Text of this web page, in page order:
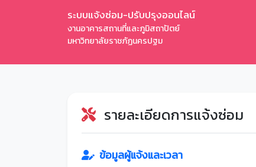
ระบบแจ้งซ่อม-ปรับปรุงออนไลน์
งานอาคารสถานที่และภูมิสถาปัตย์
มหาวิทยาลัยราชภัฏนครปฐม
รายละเอียดการแจ้งซ่อม
ข้อมูลผู้แจ้งและเวลา